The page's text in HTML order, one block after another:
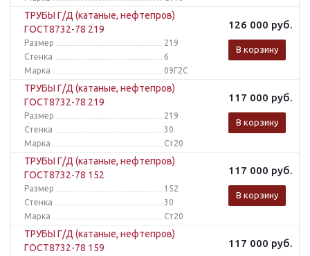
ТРУБЫ Г/Д (катаные, нефтепров)
ГОСТ8732-78 219
Размер
219
Стенка
6
Марка
09Г2С
126 000 руб.
В корзину
ТРУБЫ Г/Д (катаные, нефтепров)
ГОСТ8732-78 219
Размер
219
Стенка
30
Марка
Ст20
117 000 руб.
В корзину
ТРУБЫ Г/Д (катаные, нефтепров)
ГОСТ8732-78 152
Размер
152
Стенка
30
Марка
Ст20
117 000 руб.
В корзину
ТРУБЫ Г/Д (катаные, нефтепров)
ГОСТ8732-78 159
117 000 руб.